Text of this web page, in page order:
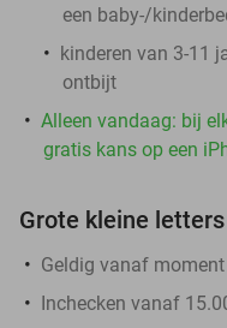
een baby-/
kinderen van 3-11
ontbijt
Alleen vandaag: bij
gratis kans op een
Grote kleine letters
Geldig vanaf
Inchecken vanaf